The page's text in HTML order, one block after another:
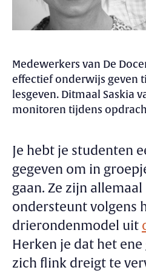
Medewerkers van De
effectief onderwijs geven
lesgeven. Ditmaal Saskia
monitoren tijdens
Je hebt je studenten
gegeven om in
gaan. Ze zijn
ondersteunt volgens
drierondenmodel uit
Herken je dat het
zich flink dreigt te